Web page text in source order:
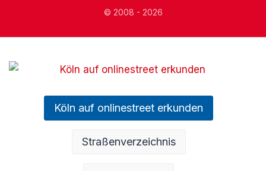
© 2008 - 2026
Köln auf onlinestreet erkunden
Straßenverzeichnis